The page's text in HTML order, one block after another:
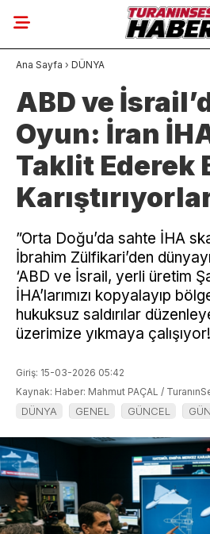
Ana Sayfa › DÜNYA
ABD ve
Oyun: İran
Taklit Ederek
​”Orta Doğu’da sahte İHA
İbrahim Zülfikari’den
‘ABD ve İsrail, yerli üretim
İHA’larımızı kopyalayıp
hukuksuz saldırılar
üzerimize yıkmaya
Giriş: 15-03-2026 05:42
Kaynak: Haber: Mahmut PAÇAL /
DÜNYA GENEL GÜNCEL